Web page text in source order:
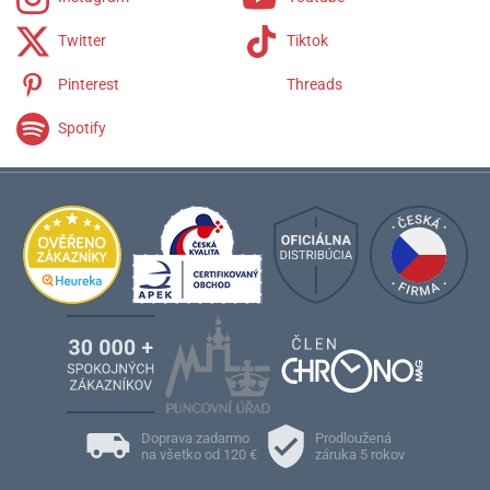
Twitter Tiktok
Pinterest Threads
Spotify
Doprava zadarmo
na všetko od 120 €
Prodloužená
záruka 5 rokov